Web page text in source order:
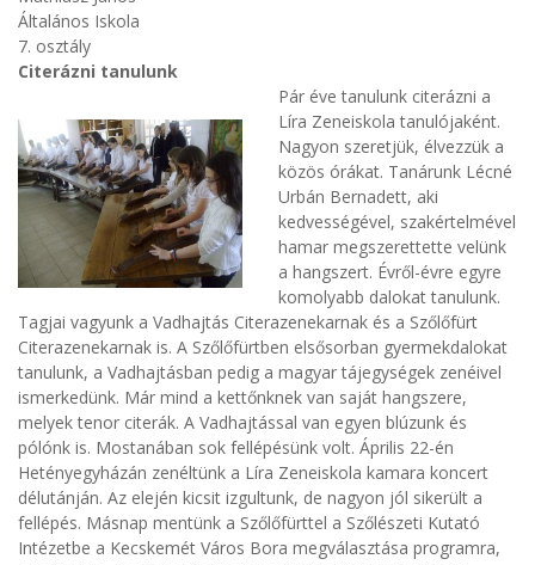
Általános Iskola
7. osztály
Citerázni tanulunk
Pár éve tanulunk citerázni a
Líra Zeneiskola tanulójaként.
Nagyon szeretjük, élvezzük a
közös órákat. Tanárunk Lécné
Urbán Bernadett, aki
kedvességével, szakértelmével
hamar megszerettette velünk
a hangszert. Évről-évre egyre
komolyabb dalokat tanulunk.
Tagjai vagyunk a Vadhajtás Citerazenekarnak és a Szőlőfürt
Citerazenekarnak is. A Szőlőfürtben elsősorban gyermekdalokat
tanulunk, a Vadhajtásban pedig a magyar tájegységek zenéivel
ismerkedünk. Már mind a kettőnknek van saját hangszere,
melyek tenor citerák. A Vadhajtással van egyen blúzunk és
pólónk is. Mostanában sok fellépésünk volt. Április 22-én
Hetényegyházán zenéltünk a Líra Zeneiskola kamara koncert
délutánján. Az elején kicsit izgultunk, de nagyon jól sikerült a
fellépés. Másnap mentünk a Szőlőfürttel a Szőlészeti Kutató
Intézetbe a Kecskemét Város Bora megválasztása programra,